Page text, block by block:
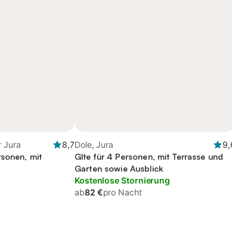
Jura
8,7
mit
Dole, Jura
Gîte für 4 Personen, mit Terrasse und
Garten sowie Ausblick
Kostenlose Stornierung
ab82 €pro Nacht